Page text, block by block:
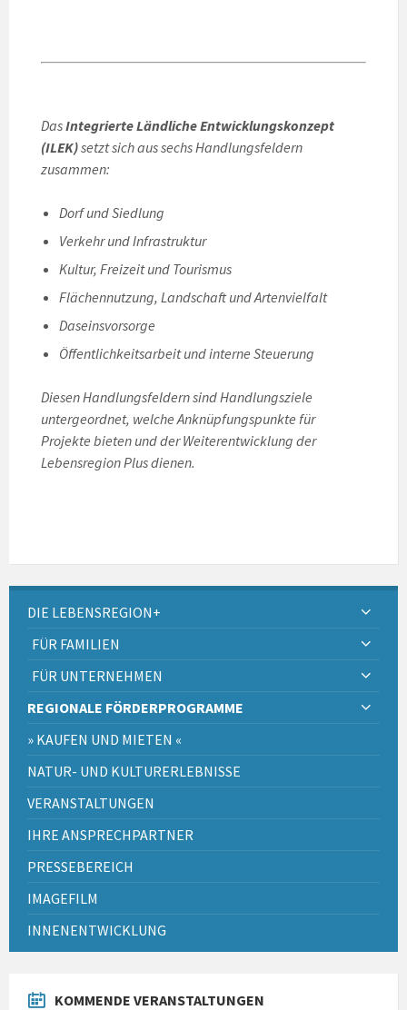
DasIntegrierte Ländliche Entwicklungskonzept
(ILEK)setzt sich aus sechs Handlungsfeldern
zusammen:
Dorf und Siedlung
Verkehr und Infrastruktur
Kultur, Freizeit und Tourismus
Flächennutzung, Landschaft und Artenvielfalt
Daseinsvorsorge
Öffentlichkeitsarbeit und interne Steuerung
Diesen Handlungsfeldern sind Handlungsziele
untergeordnet, welche Anknüpfungspunkte für
Projekte bieten und der Weiterentwicklung der
Lebensregion Plus dienen.
DIE LEBENSREGION+
FÜR FAMILIEN
FÜR UNTERNEHMEN
REGIONALE FÖRDERPROGRAMME
» KAUFEN UND MIETEN «
NATUR- UND KULTURERLEBNISSE
VERANSTALTUNGEN
IHRE ANSPRECHPARTNER
PRESSEBEREICH
IMAGEFILM
INNENENTWICKLUNG
KOMMENDE VERANSTALTUNGEN